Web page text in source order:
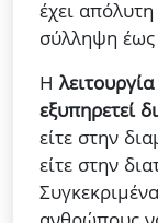
έχει
σύλληψη
Η λειτουργία
εξυπηρετεί
είτε στην
είτε στην